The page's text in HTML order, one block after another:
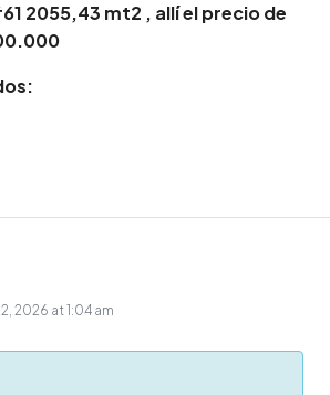
2055,43 mt2 , allí el precio de
2026 at 1:04 am